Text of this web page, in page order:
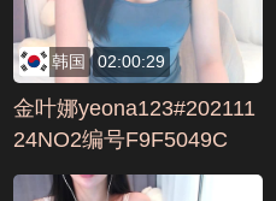
韩国 02:00:29
金叶娜yeona123#202111
24NO2编号F9F5049C